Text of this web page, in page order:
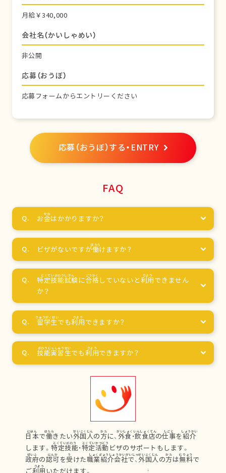
月給￥340,000
会社名（かいしゃめい）
非公開
応募（おうぼ）
応募フォームからエントリーください
応募（おうぼ）する・ENTRY
FAQ
お金はかかりますか？
ビザがないですが働けますか？
特定技能試験に合格 していないと利用 できません
か？
留学生でも利用 できますか？
技能実習生でも利用できますか？
日本で働きたい外国人の方に、 外食 ・飲食店の仕事を紹介
します。特定技能・特定活動 ビザのサポートもします。
政府の認可を受けた職業紹介会社で、 外国人の方は無料で
ご利用 いただけます。